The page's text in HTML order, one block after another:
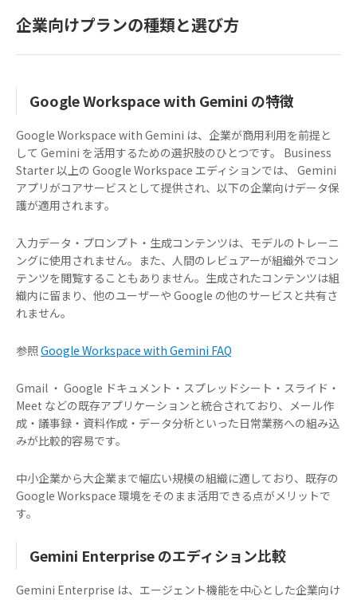
企業向けプランの種類と選び方
Google Workspace with Gemini の特徴
Google Workspace with Gemini は、企業が商用利用を前提と
して Gemini を活用するための選択肢のひとつです。 Business
Starter 以上の Google Workspace エディションでは、 Gemini
アプリがコアサービスとして提供され、以下の企業向けデータ保
護が適用されます。
入力データ・プロンプト・生成コンテンツは、モデルのトレーニ
ングに使用されません。また、人間のレビュアーが組織外でコン
テンツを閲覧することもありません。生成されたコンテンツは組
織内に留まり、他のユーザーや Google の他のサービスと共有さ
れません。
参照Google Workspace with Gemini FAQ
Gmail ・ Google ドキュメント・スプレッドシート・スライド・
Meet などの既存アプリケーションと統合されており、メール作
成・議事録・資料作成・データ分析といった日常業務への組み込
みが比較的容易です。
中小企業から大企業まで幅広い規模の組織に適しており、既存の
Google Workspace 環境をそのまま活用できる点がメリットで
す。
Gemini Enterprise のエディション比較
Gemini Enterprise は、エージェント機能を中心とした企業向け